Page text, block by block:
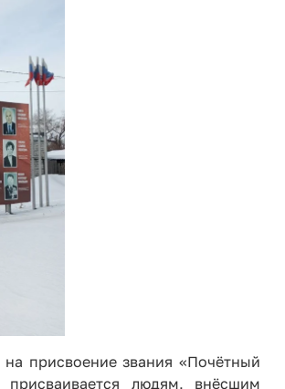
присвоение звания «Почётный
людям, внёсшим